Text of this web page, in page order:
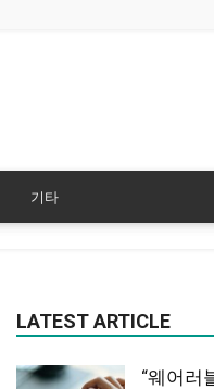
기타
LATEST ARTICLE
“웨어러